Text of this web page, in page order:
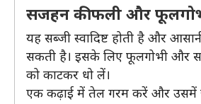
सजहन की फली और
यह सब्जी स्वादिष्ट होती है और
सकती है। इसके लिए फूलगोभी और
को काटकर धो लें।
एक कढ़ाई में तेल गरम करें और उसमें